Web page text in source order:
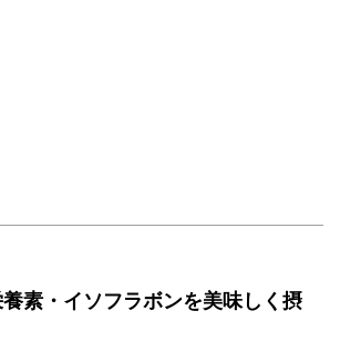
素・イソフラボンを美味しく摂